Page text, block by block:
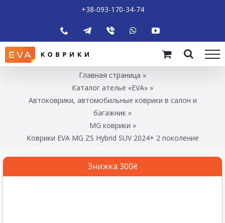
+38-093-170-34-74
Главная страница »
Каталог ателье «EVA» »
Автоковрики, автомобильные коврики в салон и
багажник »
MG коврики »
Коврики EVA MG ZS Hybrid SUV 2024+ 2 поколение
Знижка 300₴